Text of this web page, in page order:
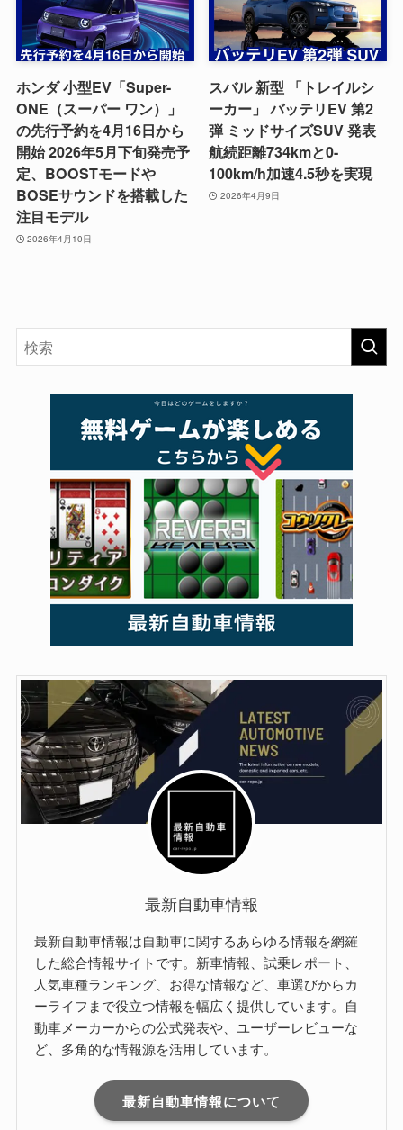
ホンダ 小型EV「Super-
ONE（スーパー ワン）」
の先行予約を4月16日から
開始 2026年5月下旬発売予
定、BOOSTモードや
BOSEサウンドを搭載した
注目モデル
2026年4月10日
スバル 新型 「トレイルシ
ーカー」 バッテリEV 第2
弾 ミッドサイズSUV 発表
航続距離734kmと0-
100km/h加速4.5秒を実現
2026年4月9日
最新自動車情報
最新自動車情報は自動車に関するあらゆる情報を網羅
した総合情報サイトです。新車情報、試乗レポート、
人気車種ランキング、お得な情報など、車選びからカ
ーライフまで役立つ情報を幅広く提供しています。自
動車メーカーからの公式発表や、ユーザーレビューな
ど、多角的な情報源を活用しています。
最新自動車情報について